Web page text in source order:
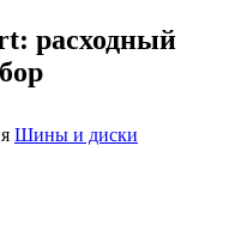
расходный
Шины и диски